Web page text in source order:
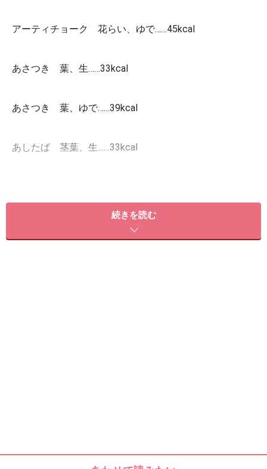
アーティチョーク 花らい、ゆで……45kcal
あさつき 葉、生……33kcal
あさつき 葉、ゆで……39kcal
あしたば 茎葉、生……33kcal
アスパラガス 若茎、生……22kcal
（うど類）うど 茎、水さらし……14kcal
続きを読む